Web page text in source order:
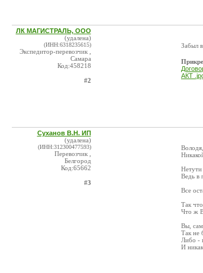
ЛК МАГИСТРАЛЬ, ООО
(удалена)
(ИНН:6318235615)
Экспедитор-перевозчик ,
Самара
Код:458218
#2
Забыл
АКТ
Суханов В.Н. ИП
(удалена)
(ИНН:312300477593)
Перевозчик ,
Белгород
Код:65662
#3
Нетути
Ведь в
Все
Так
Что ж
Вы,
Так не
Либо -
И